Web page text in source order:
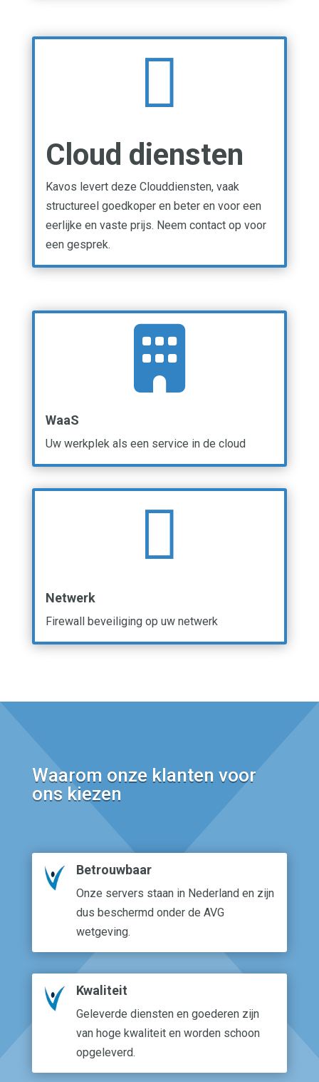

Cloud diensten
Kavos levert deze Clouddiensten, vaak
structureel goedkoper en beter en voor een
eerlijke en vaste prijs. Neem contact op voor
een gesprek.

WaaS
Uw werkplek als een service in de cloud

Netwerk
Firewall beveiliging op uw netwerk
Waarom onze klanten voor
ons kiezen
Betrouwbaar
Onze servers staan in Nederland en zijn
dus beschermd onder de AVG
wetgeving.
Kwaliteit
Geleverde diensten en goederen zijn
van hoge kwaliteit en worden schoon
opgeleverd.